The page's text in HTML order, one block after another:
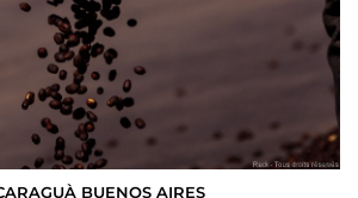
BUENOS AIRES